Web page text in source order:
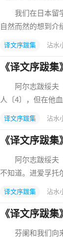
我们在日本留学
自然而然的想到
译文序跋集 沾水
《译文序跋
阿尔志跋绥夫（
人〔4〕，但在他
译文序跋集 沾水
《译文序跋
阿尔志跋绥夫（
不知道。进爱孚托
译文序跋集 沾水
《译文序跋
芬阑和我们向来